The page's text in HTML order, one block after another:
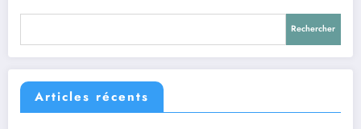
Rechercher
Articles récents